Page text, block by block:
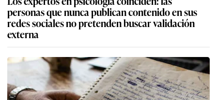
personas que nunca publican contenido en sus
redes sociales no pretenden buscar validación
externa